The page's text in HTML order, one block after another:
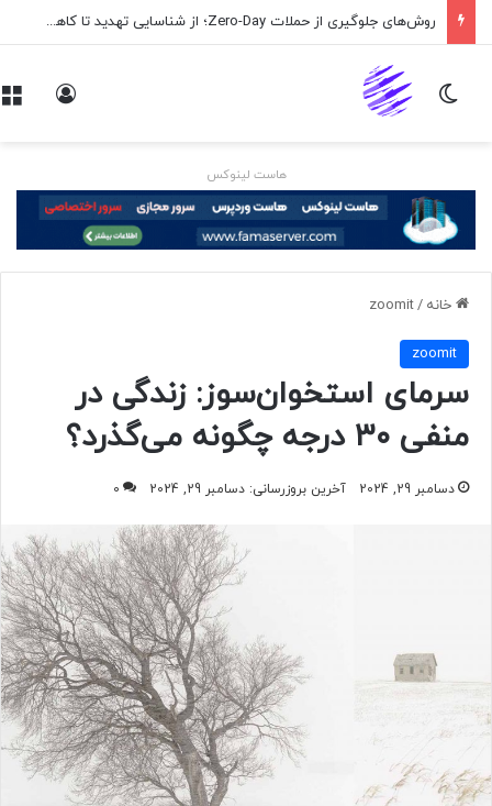
روش‌های جلوگیری از حملات Zero-Day؛ از شناسایی تهدید تا کاهش ریسک
تغییر پوسته
هاست لینوکس
خانه /
zoomit
zoomit
سرمای استخوان‌سوز: زندگی در
منفی ۳۰ درجه چگونه می‌گذرد؟
دسامبر 29, 2024 آخرین بروزرسانی: دسامبر 29, 2024 0